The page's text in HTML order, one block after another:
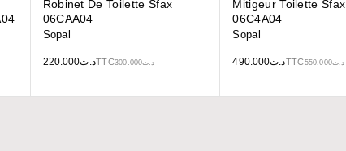
Robinet De Toilette Sfax
06CAA04
Sopal
د.ت300.000 د.ت220.000 TTC
Mitigeur Toilette Sfax
06C4A04
Sopal
د.ت550.000 د.ت490.000 TTC